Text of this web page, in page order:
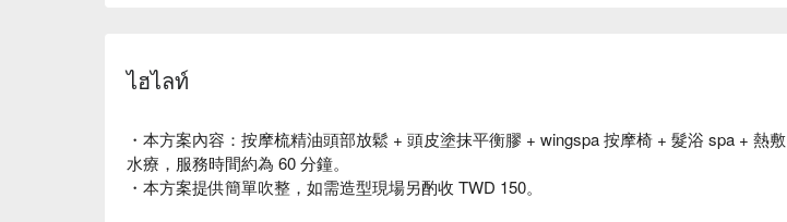
ไฮไลท์
・本方案內容：按摩梳精油頭部放鬆 + 頭皮塗抹平衡膠 + wingspa 按摩椅 + 髮浴 spa + 熱敷
水療，服務時間約為 60 分鐘。
・本方案提供簡單吹整，如需造型現場另酌收 TWD 150。